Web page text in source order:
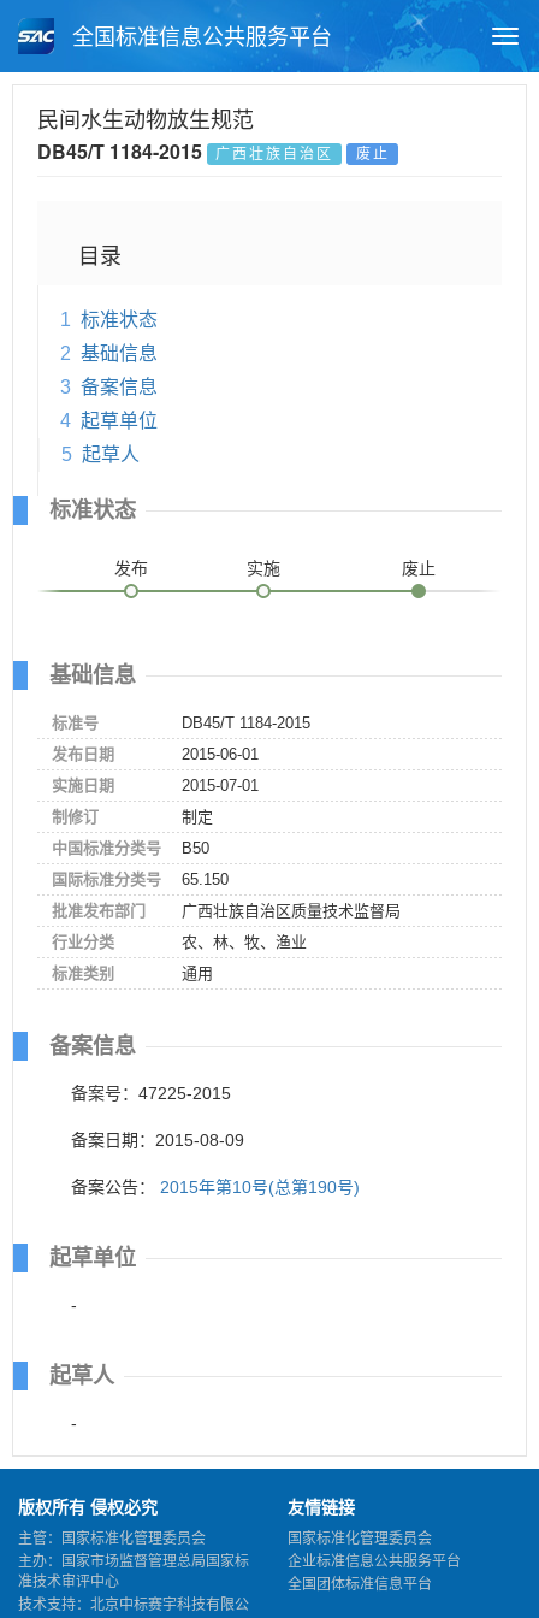
全国标准信息公共服务平台
月报查询 标准公告查询
民间水生动物放生规范
DB45/T 1184-2015 广西壮族自治区 废止
目录
1 标准状态
2 基础信息
3 备案信息
4 起草单位
5 起草人
标准状态
发布 实施 废止
基础信息
标准号
DB45/T 1184-2015
发布日期
2015-06-01
实施日期
2015-07-01
制修订
制定
中国标准分类号
B50
国际标准分类号
65.150
批准发布部门
广西壮族自治区质量技术监督局
行业分类
农、林、牧、渔业
标准类别
通用
备案信息
备案号：47225-2015
备案日期：2015-08-09
备案公告： 2015年第10号(总第190号)
起草单位
-
起草人
-
版权所有 侵权必究
主管：国家标准化管理委员会
主办：国家市场监督管理总局国家标
准技术审评中心
技术支持：北京中标赛宇科技有限公
友情链接
国家标准化管理委员会
企业标准信息公共服务平台
全国团体标准信息平台